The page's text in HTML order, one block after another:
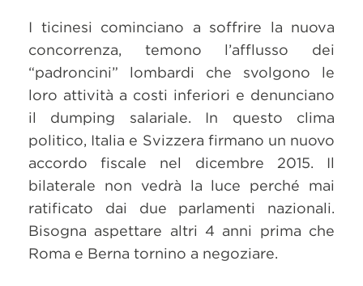
I ticinesi cominciano a soffrire la nuova
concorrenza, temono l’afflusso dei
“padroncini” lombardi che svolgono le
loro attività a costi inferiori e denunciano
il dumping salariale. In questo clima
politico, Italia e Svizzera firmano un nuovo
accordo fiscale nel dicembre 2015. Il
bilaterale non vedrà la luce perché mai
ratificato dai due parlamenti nazionali.
Bisogna aspettare altri 4 anni prima che
Roma e Berna tornino a negoziare.